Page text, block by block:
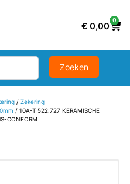
€ 0,00
0
/ Zekering
/ 10A-T 522.727 KERAMISCHE
CONFORM